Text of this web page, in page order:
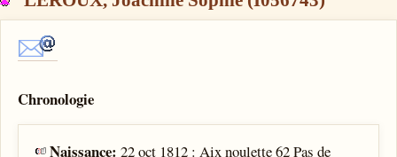
Chronologie
Naissance:22 oct 1812 : Aix noulette 62 Pas de